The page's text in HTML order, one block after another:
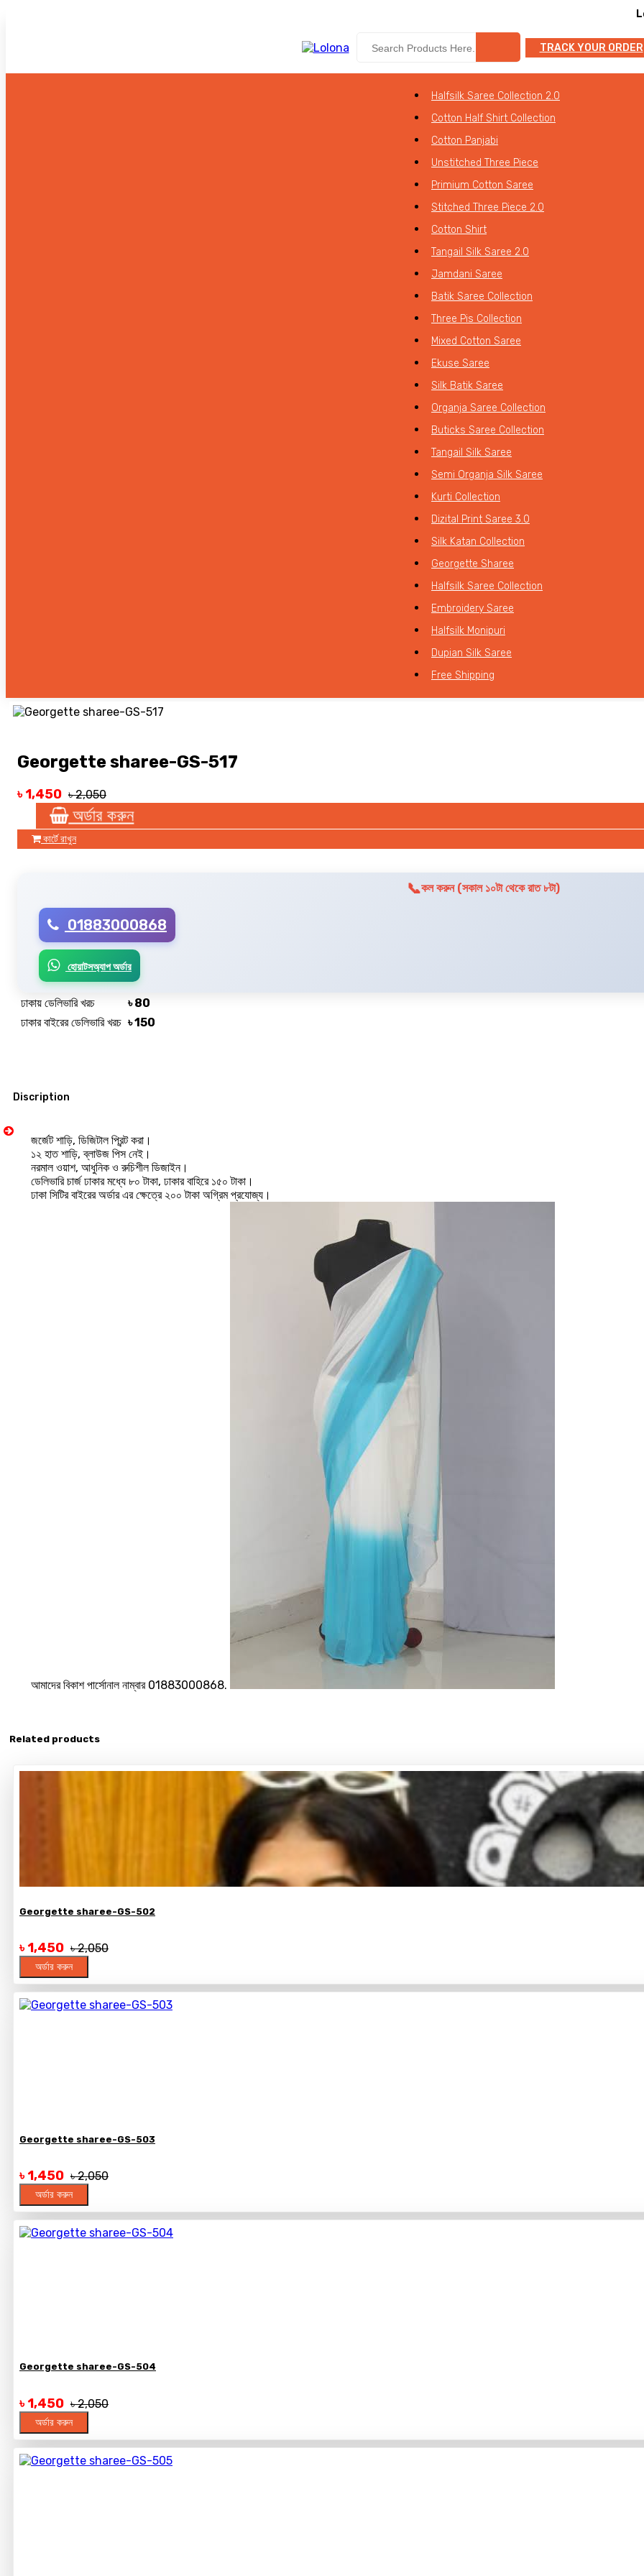
Lolona অনলাইন
TRACK YOUR ORDER
Halfsilk Saree Collection 2.0
Cotton Half Shirt Collection
Cotton Panjabi
Unstitched Three Piece
Primium Cotton Saree
Stitched Three Piece 2.0
Cotton Shirt
Tangail Silk Saree 2.0
Jamdani Saree
Batik Saree Collection
Three Pis Collection
Mixed Cotton Saree
Ekuse Saree
Silk Batik Saree
Organja Saree Collection
Buticks Saree Collection
Tangail Silk Saree
Semi Organja Silk Saree
Kurti Collection
Dizital Print Saree 3.0
Silk Katan Collection
Georgette Sharee
Halfsilk Saree Collection
Embroidery Saree
Halfsilk Monipuri
Dupian Silk Saree
Free Shipping
Georgette sharee-GS-517
৳ 1,450 ৳ 2,050
অর্ডার করুন
কার্টে রাখুন
📞কল করুন (সকাল ১০টা থেকে রাত ৮টা)
01883000868
হোয়াটসঅ্যাপ অর্ডার
ঢাকায় ডেলিভারি খরচ
৳ 80
ঢাকার বাইরের ডেলিভারি খরচ ৳ 150
Discription
জর্জেট শাড়ি, ডিজিটাল প্রিন্ট করা।
১২ হাত শাড়ি, ব্লাউজ পিস নেই।
নরমাল ওয়াশ, আধুনিক ও রুচিশীল ডিজাইন।
ডেলিভারি চার্জ ঢাকার মধ্যে ৮০ টাকা, ঢাকার বাহিরে ১৫০ টাকা।
ঢাকা সিটির বাইরের অর্ডার এর ক্ষেত্রে ২০০ টাকা অগ্রিম প্রযোজ্য।
আমাদের বিকাশ পার্সোনাল নাম্বার 01883000868.
Related products
Georgette sharee-GS-502
৳ 1,450 ৳ 2,050
অর্ডার করুন
Georgette sharee-GS-503
৳ 1,450 ৳ 2,050
অর্ডার করুন
Georgette sharee-GS-504
৳ 1,450 ৳ 2,050
অর্ডার করুন